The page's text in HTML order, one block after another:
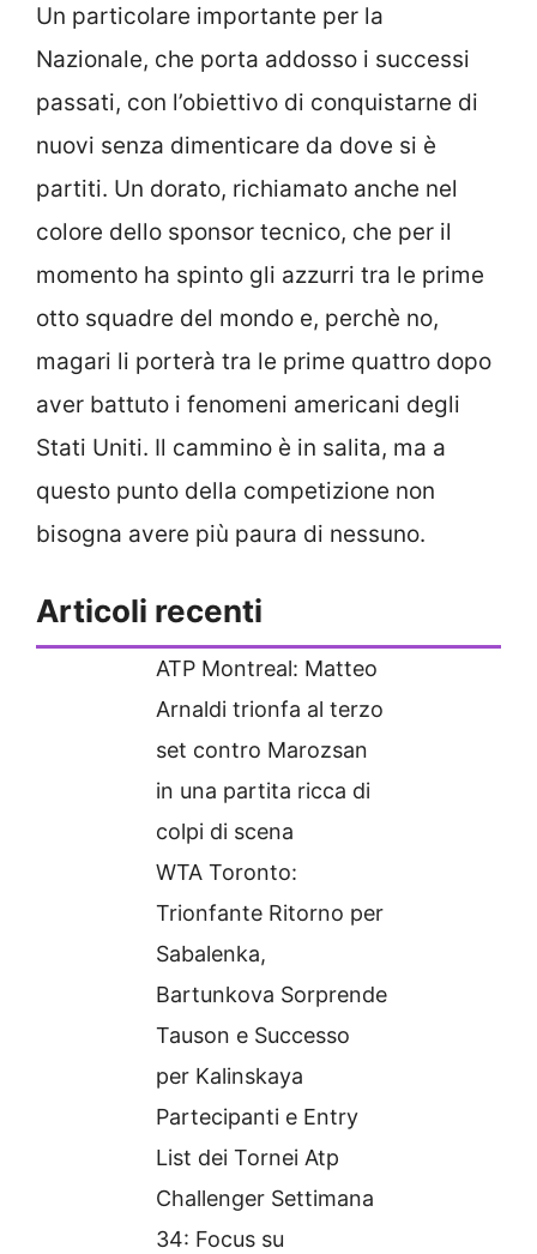
Un particolare importante per la
Nazionale, che porta addosso i successi
passati, con l’obiettivo di conquistarne di
nuovi senza dimenticare da dove si è
partiti. Un dorato, richiamato anche nel
colore dello sponsor tecnico, che per il
momento ha spinto gli azzurri tra le prime
otto squadre del mondo e, perchè no,
magari li porterà tra le prime quattro dopo
aver battuto i fenomeni americani degli
Stati Uniti. Il cammino è in salita, ma a
questo punto della competizione non
bisogna avere più paura di nessuno.
Articoli recenti
ATP Montreal: Matteo
Arnaldi trionfa al terzo
set contro Marozsan
in una partita ricca di
colpi di scena
WTA Toronto:
Trionfante Ritorno per
Sabalenka,
Bartunkova Sorprende
Tauson e Successo
per Kalinskaya
Partecipanti e Entry
List dei Tornei Atp
Challenger Settimana
34: Focus su